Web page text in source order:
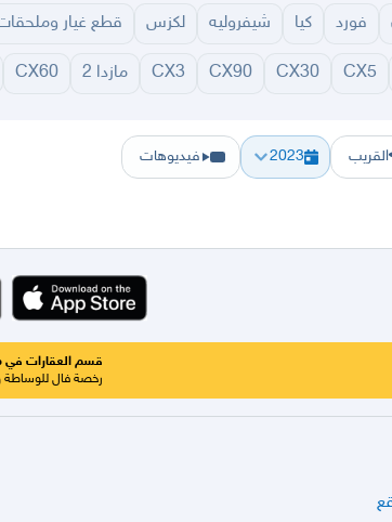
فورد كيا شيفروليه لكزس قطع غيار
CX5
CX30
CX90
CX3 مازدا 2 CX60
المدينة الطايفتبوك القصيم الباحة
القريب 2023 فيديوهات
قسم العقارات في
رخصة فال للوساطة و